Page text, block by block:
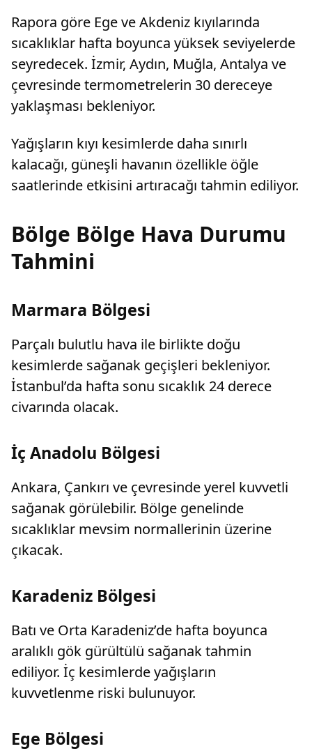
Rapora göre Ege ve Akdeniz kıyılarında
sıcaklıklar hafta boyunca yüksek seviyelerde
seyredecek. İzmir, Aydın, Muğla, Antalya ve
çevresinde termometrelerin 30 dereceye
yaklaşması bekleniyor.
Yağışların kıyı kesimlerde daha sınırlı
kalacağı, güneşli havanın özellikle öğle
saatlerinde etkisini artıracağı tahmin ediliyor.
Bölge Bölge Hava Durumu
Tahmini
Marmara Bölgesi
Parçalı bulutlu hava ile birlikte doğu
kesimlerde sağanak geçişleri bekleniyor.
İstanbul’da hafta sonu sıcaklık 24 derece
civarında olacak.
İç Anadolu Bölgesi
Ankara, Çankırı ve çevresinde yerel kuvvetli
sağanak görülebilir. Bölge genelinde
sıcaklıklar mevsim normallerinin üzerine
çıkacak.
Karadeniz Bölgesi
Batı ve Orta Karadeniz’de hafta boyunca
aralıklı gök gürültülü sağanak tahmin
ediliyor. İç kesimlerde yağışların
kuvvetlenme riski bulunuyor.
Ege Bölgesi